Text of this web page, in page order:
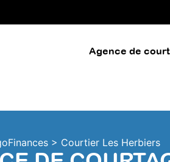
Agence de
> Courtier Les Herbiers